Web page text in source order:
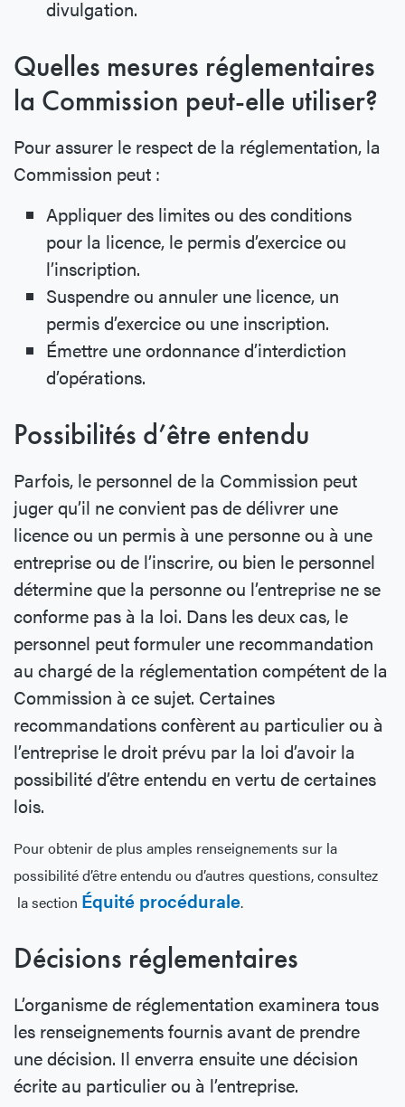
divulgation.
Quelles mesures réglementaires
la Commission peut-elle utiliser?
Pour assurer le respect de la réglementation, la
Commission peut :
Appliquer des limites ou des conditions
pour la licence, le permis d’exercice ou
l’inscription.
Suspendre ou annuler une licence, un
permis d’exercice ou une inscription.
Émettre une ordonnance d’interdiction
d’opérations.
Possibilités d’être entendu
Parfois, le personnel de la Commission peut
juger qu’il ne convient pas de délivrer une
licence ou un permis à une personne ou à une
entreprise ou de l’inscrire, ou bien le personnel
détermine que la personne ou l’entreprise ne se
conforme pas à la loi. Dans les deux cas, le
personnel peut formuler une recommandation
au chargé de la réglementation compétent de la
Commission à ce sujet. Certaines
recommandations confèrent au particulier ou à
l’entreprise le droit prévu par la loi d’avoir la
possibilité d’être entendu en vertu de certaines
lois.
Pour obtenir de plus amples renseignements sur la
possibilité d’être entendu ou d’autres questions, consultez
la section Équité procédurale.
Décisions réglementaires
L’organisme de réglementation examinera tous
les renseignements fournis avant de prendre
une décision. Il enverra ensuite une décision
écrite au particulier ou à l’entreprise.